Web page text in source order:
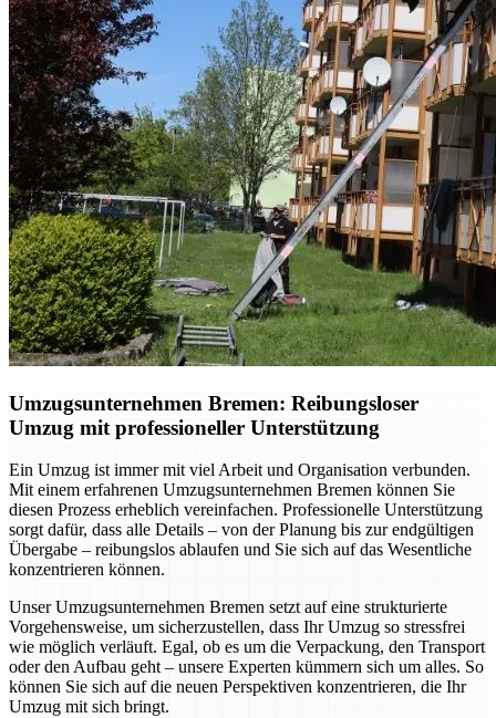
Umzugsunternehmen Bremen: Reibungsloser
Umzug mit professioneller Unterstützung
Ein Umzug ist immer mit viel Arbeit und Organisation verbunden.
Mit einem erfahrenen Umzugsunternehmen Bremen können Sie
diesen Prozess erheblich vereinfachen. Professionelle Unterstützung
sorgt dafür, dass alle Details – von der Planung bis zur endgültigen
Übergabe – reibungslos ablaufen und Sie sich auf das Wesentliche
konzentrieren können.
Unser Umzugsunternehmen Bremen setzt auf eine strukturierte
Vorgehensweise, um sicherzustellen, dass Ihr Umzug so stressfrei
wie möglich verläuft. Egal, ob es um die Verpackung, den Transport
oder den Aufbau geht – unsere Experten kümmern sich um alles. So
können Sie sich auf die neuen Perspektiven konzentrieren, die Ihr
Umzug mit sich bringt.